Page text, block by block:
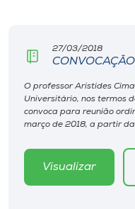
CPA
Biblioteca
Editora
Rádio
27/03/2018
O professor Aristides
Universitário, nos termos
convoca para reunião
março de 2018, a partir
Visualizar